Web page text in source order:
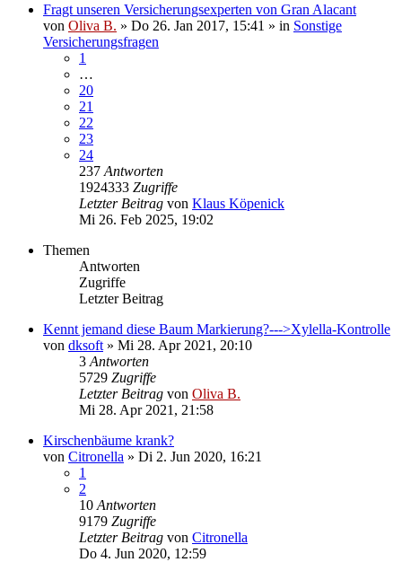
Fragt unseren Versicherungsexperten von Gran Alacant
von Oliva B. » Do 26. Jan 2017, 15:41 » in Sonstige
Versicherungsfragen
1
…
20
21
22
23
24
237 Antworten
1924333 Zugriffe
Letzter Beitrag von Klaus Köpenick
Mi 26. Feb 2025, 19:02
Themen
Antworten
Zugriffe
Letzter Beitrag
Kennt jemand diese Baum Markierung?--->Xylella-Kontrolle
von dksoft » Mi 28. Apr 2021, 20:10
3 Antworten
5729 Zugriffe
Letzter Beitrag von Oliva B.
Mi 28. Apr 2021, 21:58
Kirschenbäume krank?
von Citronella » Di 2. Jun 2020, 16:21
1
2
10 Antworten
9179 Zugriffe
Letzter Beitrag von Citronella
Do 4. Jun 2020, 12:59